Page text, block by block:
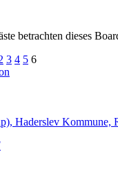
betrachten dieses
3 4 5 6
Haderslev Kommune,